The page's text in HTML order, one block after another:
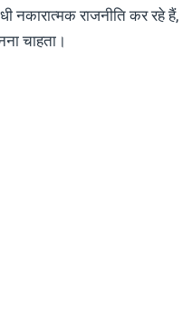
नकारात्मक राजनीति कर रहे हैं,
चाहता।